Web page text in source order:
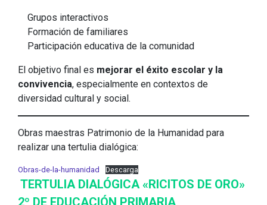
Grupos interactivos
Formación de familiares
Participación educativa de la comunidad
El objetivo final es mejorar el éxito escolar y la
convivencia, especialmente en contextos de
diversidad cultural y social.
Obras maestras Patrimonio de la Humanidad para
realizar una tertulia dialógica:
Obras-de-la-humanidad Descarga
TERTULIA DIALÓGICA «RICITOS DE ORO»
2º DE EDUCACIÓN PRIMARIA